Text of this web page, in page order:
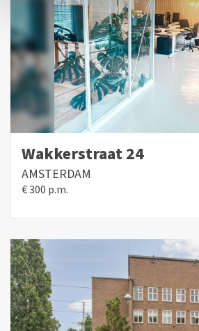
Wakkerstraat 24
AMSTERDAM
€ 300 p.m.